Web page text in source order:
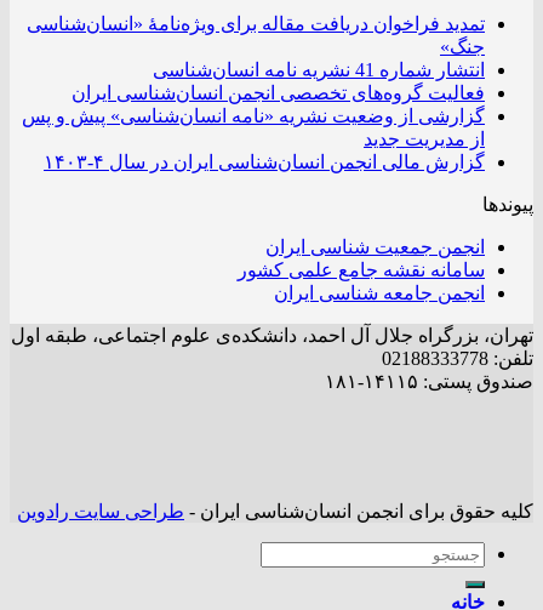
تمدید فراخوان دریافت مقاله برای ویژه‌نامۀ «انسان‌شناسی
جنگ»
انتشار شماره 41 نشریه نامه انسان‌شناسی
فعالیت گروه‌های تخصصی انجمن انسان‌شناسی ایران
گزارشی از وضعیت نشریه «نامه انسان‌شناسی» پیش و پس
از مدیریت جدید
گزارش مالی انجمن انسان‌شناسی ایران در سال ۴-۱۴۰۳
پیوندها
انجمن جمعیت شناسی ایران
سامانه نقشه جامع علمی کشور
انجمن جامعه شناسی ایران
تهران، بزرگراه جلال آل احمد، دانشکده‌ی علوم اجتماعی، طبقه اول
تلفن: 02188333778
صندوق پستی: ۱۴۱۱۵-۱۸۱
کلیه حقوق برای انجمن انسان‌شناسی ایران - طراحی سایت رادوین
خانه